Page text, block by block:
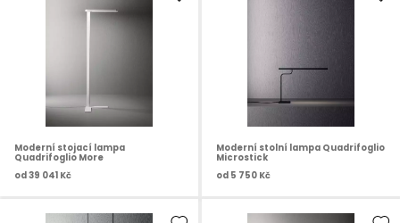
Moderní stojací lampa
Quadrifoglio More
od39 041 Kč
Moderní stolní lampa Quadrifoglio
Microstick
od 5 750 Kč